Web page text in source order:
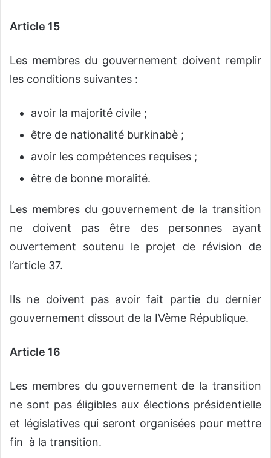
Article 15
Les membres du gouvernement doivent remplir
les conditions suivantes :
avoir la majorité civile ;
être de nationalité burkinabè ;
avoir les compétences requises ;
être de bonne moralité.
Les membres du gouvernement de la transition
ne doivent pas être des personnes ayant
ouvertement soutenu le projet de révision de
l’article 37.
Ils ne doivent pas avoir fait partie du dernier
gouvernement dissout de la IVème République.
Article 16
Les membres du gouvernement de la transition
ne sont pas éligibles aux élections présidentielle
et législatives qui seront organisées pour mettre
fin à la transition.